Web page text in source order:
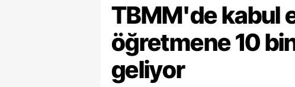
TBMM'de kabul
öğretmene 10
geliyor